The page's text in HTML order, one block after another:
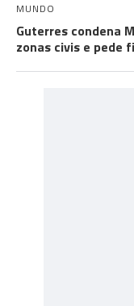
MUNDO
Guterres condena
zonas civis e pede